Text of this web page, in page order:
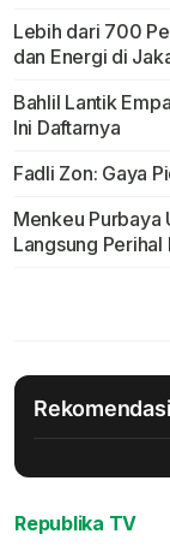
Lebih dari 700
dan Energi di
Bahlil Lantik
Ini Daftarnya
Fadli Zon: Gaya
Menkeu Purbaya
Langsung Perihal
Rekomendasi
Republika TV